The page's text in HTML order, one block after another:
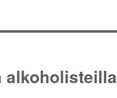
alkoholisteilla